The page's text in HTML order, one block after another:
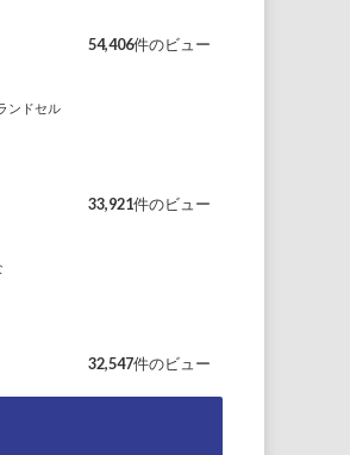
54,406件のビュー
ンドセル
33,921件のビュー
32,547件のビュー